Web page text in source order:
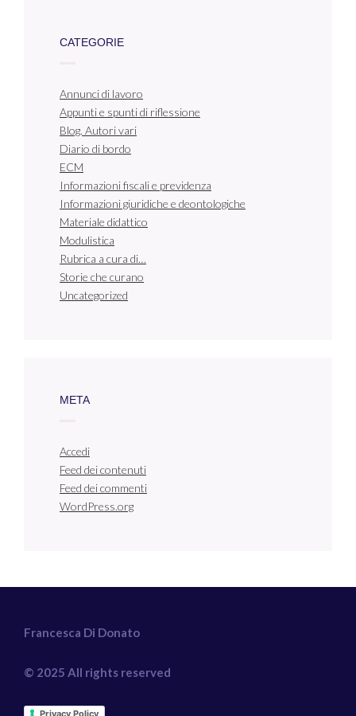
CATEGORIE
Annunci di lavoro
Appunti e spunti di riflessione
Blog. Autori vari
Diario di bordo
ECM
Informazioni fiscali e previdenza
Informazioni giuridiche e deontologiche
Materiale didattico
Modulistica
Rubrica a cura di…
Storie che curano
Uncategorized
META
Accedi
Feed dei contenuti
Feed dei commenti
WordPress.org
Francesca Di Donato
© 2025 All rights reserved
Privacy Policy